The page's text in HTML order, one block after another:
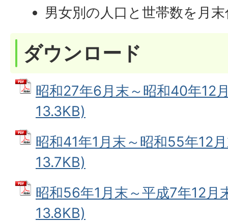
男女別の人口と世帯数を月
ダウンロード
昭和27年6月末～昭和40年12
13.3KB)
昭和41年1月末～昭和55年12
13.7KB)
昭和56年1月末～平成7年12月
13.8KB)